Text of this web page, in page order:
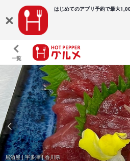
はじめてのアプリ予約で最大
一覧
居酒屋 | 宇多津 | 香川県